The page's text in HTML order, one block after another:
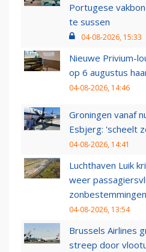
Portugese
te sussen
04-08-2026, 15:33
Nieuwe Privium-
op 6 augustus
04-08-2026, 14:46
Groningen vanaf
Esbjerg: 'scheelt
04-08-2026, 14:41
Luchthaven Luik
weer
zonbestemmingen
04-08-2026, 13:54
Brussels Airlines
streep door